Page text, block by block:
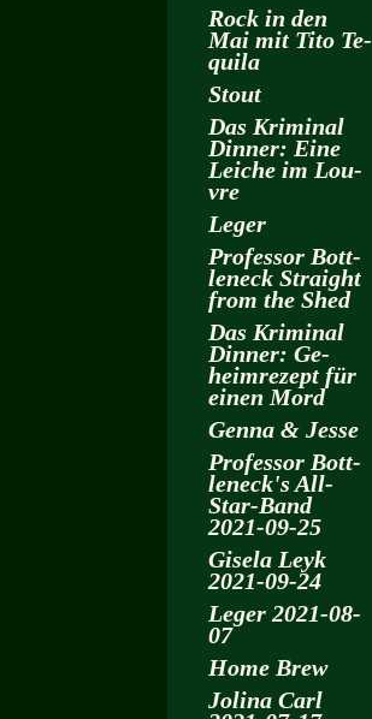
Rock in den
Mai mit Tito Te­
qui­la
Stout
Das Kri­mi­nal
Din­ner: Eine
Lei­che im Lou­
vre
Leger
Pro­fes­sor Bott­
len­eck Strai­ght
from the Shed
Das Kri­mi­nal
Din­ner: Ge­
heim­re­zept für
einen Mord
Genna & Jesse
Pro­fes­sor Bott­
len­eck's All-
Star-Band
2021-09-25
Gi­se­la Leyk
2021-09-24
Leger 2021-08-
07
Home Brew
Jo­li­na Carl